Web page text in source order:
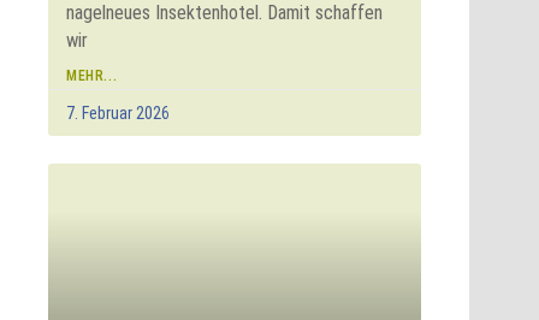
nagelneues Insektenhotel. Damit schaffen
wir
MEHR...
7. Februar 2026